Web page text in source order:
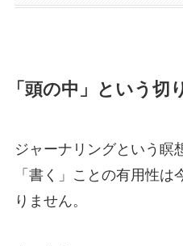
「頭の中」という切
ジャーナリングという瞑
「書く」ことの有用性
りません。